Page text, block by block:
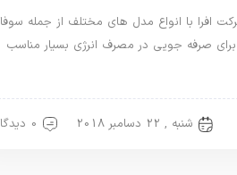
افرا با انواع مدل های مختلف از جمله سوفا
صرفه جویی در مصرف انرژی بسیار مناسب
شنبه , 22 دسامبر 2018 0 دیدگاه